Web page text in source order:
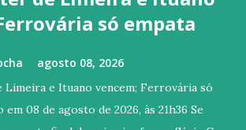
só empata
agosto 08, 2026
Limeira e Ituano vencem; Ferrovária só
em 08 de agosto de 2026, às 21h36 Se